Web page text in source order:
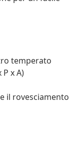
temperato
P x A)
il rovesciamento